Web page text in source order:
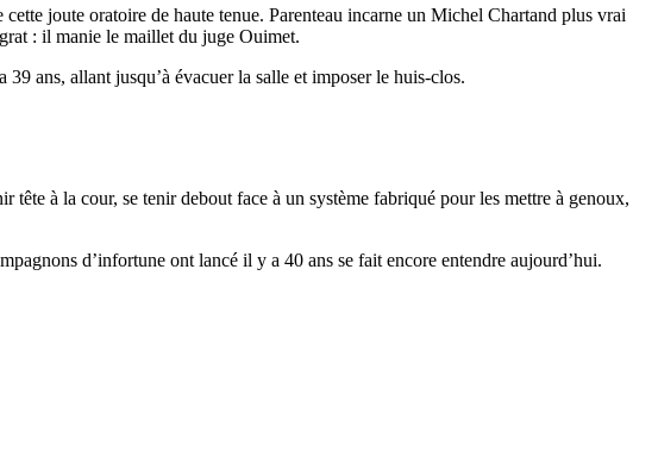
joute oratoire de haute tenue. Parenteau incarne un Michel Chartand plus vrai
: il manie le maillet du juge Ouimet.
ans, allant jusqu’à évacuer la salle et imposer le huis-clos.
à la cour, se tenir debout face à un système fabriqué pour les mettre à genoux,
d’infortune ont lancé il y a 40 ans se fait encore entendre aujourd’hui.